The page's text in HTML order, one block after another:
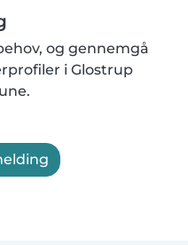
og gennemgå
i Glostrup